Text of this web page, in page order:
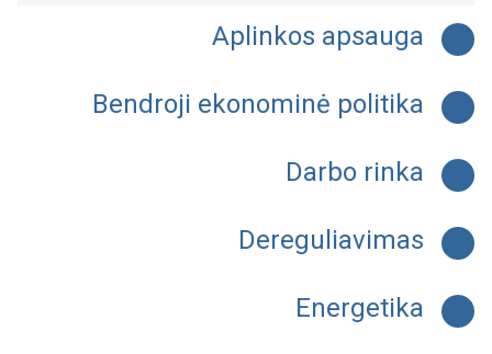
Aplinkos apsauga
Bendroji ekonominė politika
Darbo rinka
Dereguliavimas
Energetika